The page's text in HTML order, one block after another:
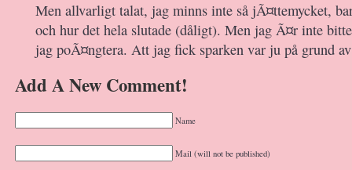
Men allvarligt talat, jag minns inte så jÃ¤ttemycket,
och hur det hela slutade (dåligt). Men jag Ã¤r inte
jag poÃ¤ngtera. Att jag fick sparken var ju på grund
Add A New Comment!
Name
Mail (will not be published)